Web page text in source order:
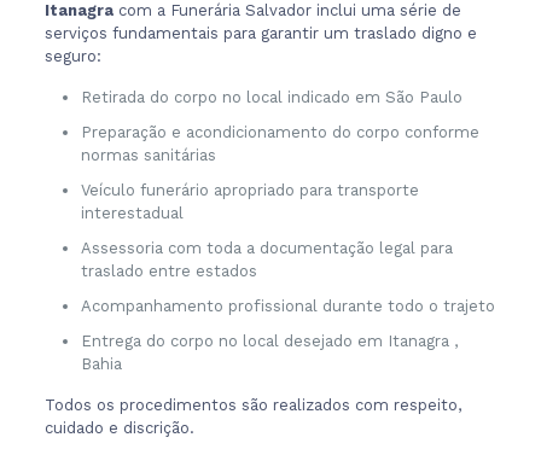
Itanagra com a Funerária Salvador inclui uma série de
serviços fundamentais para garantir um traslado digno e
seguro:
Retirada do corpo no local indicado em São Paulo
Preparação e acondicionamento do corpo conforme
normas sanitárias
Veículo funerário apropriado para transporte
interestadual
Assessoria com toda a documentação legal para
traslado entre estados
Acompanhamento profissional durante todo o trajeto
Entrega do corpo no local desejado em Itanagra ,
Bahia
Todos os procedimentos são realizados com respeito,
cuidado e discrição.